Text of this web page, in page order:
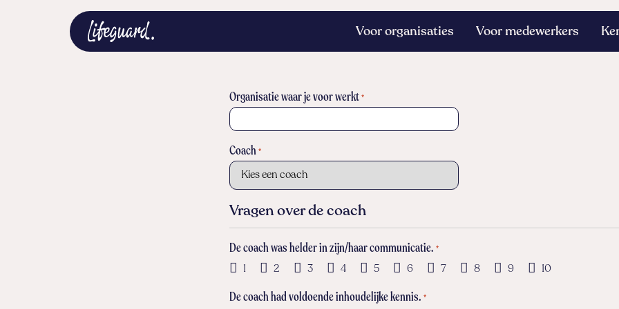
Voor organisaties Voor medewerkers
Organisatie waar je voor werkt *
Coach *
Vragen over de coach
De coach was helder in zijn/haar communicatie. *
1 2 3 4 5 6 7 8 9 10
De coach had voldoende inhoudelijke kennis. *